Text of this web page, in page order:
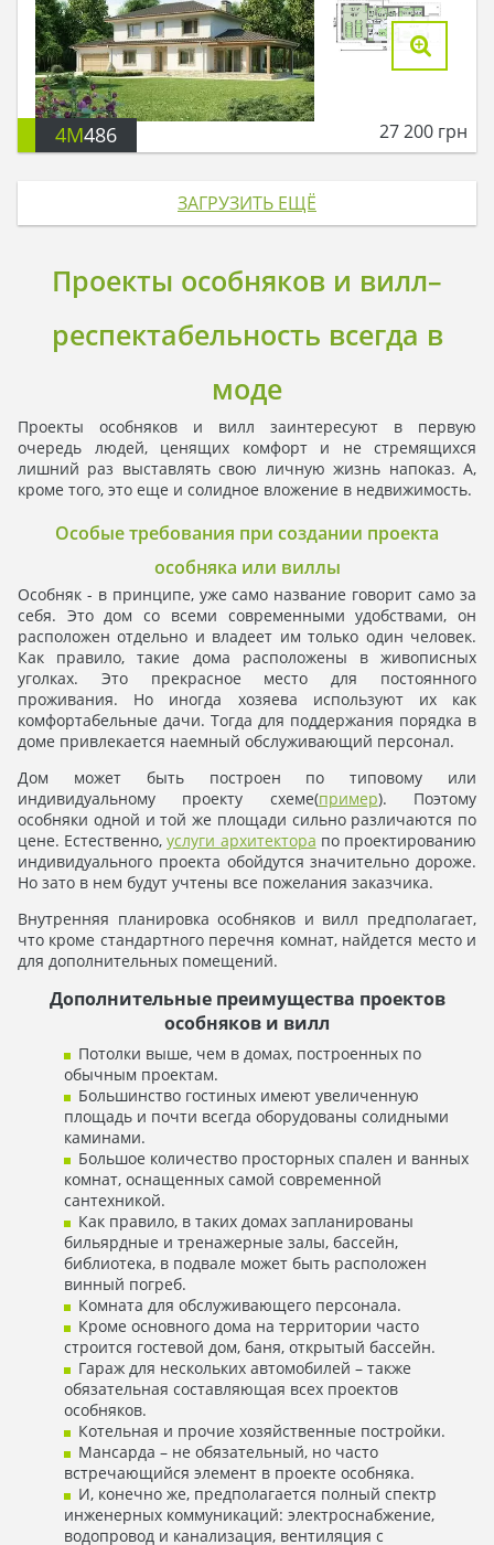
4M486 27 200 грн
ЗАГРУЗИТЬ ЕЩЁ
Проекты особняков и вилл–
респектабельность всегда в
моде
Проекты особняков и вилл заинтересуют в первую
очередь людей, ценящих комфорт и не стремящихся
лишний раз выставлять свою личную жизнь напоказ. А,
кроме того, это еще и солидное вложение в недвижимость.
Особые требования при создании проекта
особняка или виллы
Особняк - в принципе, уже само название говорит само за
себя. Это дом со всеми современными удобствами, он
расположен отдельно и владеет им только один человек.
Как правило, такие дома расположены в живописных
уголках. Это прекрасное место для постоянного
проживания. Но иногда хозяева используют их как
комфортабельные дачи. Тогда для поддержания порядка в
доме привлекается наемный обслуживающий персонал.
Дом может быть построен по типовому или
индивидуальному проекту схеме(пример). Поэтому
особняки одной и той же площади сильно различаются по
цене. Естественно,услуги архитектора по проектированию
индивидуального проекта обойдутся значительно дороже.
Но зато в нем будут учтены все пожелания заказчика.
Внутренняя планировка особняков и вилл предполагает,
что кроме стандартного перечня комнат, найдется место и
для дополнительных помещений.
Дополнительные преимущества проектов
особняков и вилл
Потолки выше, чем в домах, построенных по
обычным проектам.
Большинство гостиных имеют увеличенную
площадь и почти всегда оборудованы солидными
каминами.
Большое количество просторных спален и ванных
комнат, оснащенных самой современной
сантехникой.
Как правило, в таких домах запланированы
бильярдные и тренажерные залы, бассейн,
библиотека, в подвале может быть расположен
винный погреб.
Комната для обслуживающего персонала.
Кроме основного дома на территории часто
строится гостевой дом, баня, открытый бассейн.
Гараж для нескольких автомобилей – также
обязательная составляющая всех проектов
особняков.
Котельная и прочие хозяйственные постройки.
Мансарда – не обязательный, но часто
встречающийся элемент в проекте особняка.
И, конечно же, предполагается полный спектр
инженерных коммуникаций: электроснабжение,
водопровод и канализация, вентиляция с